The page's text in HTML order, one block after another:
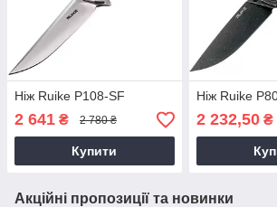
Ніж Ruike P108-SF
2 641 ₴ 2 780 ₴
Купити
Ніж Ruike
2 232,50₴
Акційні пропозиції та новинки